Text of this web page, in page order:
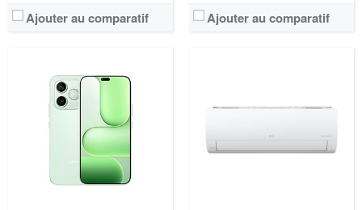
Ajouter au comparatif Ajouter au comparatif